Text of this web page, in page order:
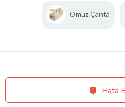
Omuz Çanta
Hata